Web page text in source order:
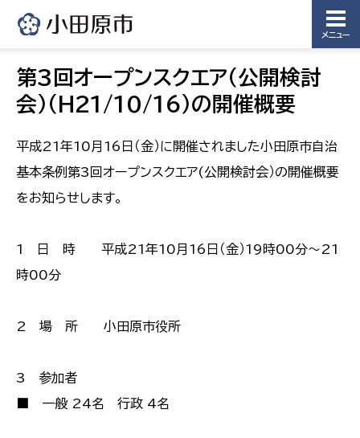
メニュー
第3回オープンスクエア（公開検討
会）（H21/10/16）の開催概要
平成21年10月16日（金）に開催されました小田原市自治
基本条例第3回オープンスクエア(公開検討会）の開催概要
をお知らせします。
1 日 時 平成21年10月16日（金）19時00分〜21
時00分
2 場 所 小田原市役所
3 参加者
■ 一般 24名 行政 4名